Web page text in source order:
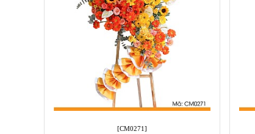
[CM0271]